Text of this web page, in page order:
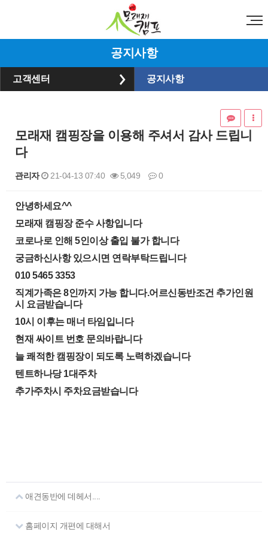
공지사항
고객센터 공지사항
모래재 캠핑장을 이용해 주셔서 감사 드립니
다
관리자 21-04-13 07:40 5,049 0
본문
​안녕하세요^^
​모래재 캠핑장 준수 사항입니다
​코로나로 인해 5인이상 출입 불가 합니다
궁금하신사항 있으시면 연락부탁드립니다
010 5465 3353
직계가족은 8인까지 가능 합니다.어르신동반조건 추가인원
시 요금받습니다
10시 이후는 매너 타임입니다
현재 싸이트 번호 문의바랍니다
늘 쾌적한 캠핑장이 되도록 노력하겠습니다
텐트하나당 1대주차
추가주차시 주차요금받습니다
애견동반에 데헤서....
홈페이지 개편에 대해서